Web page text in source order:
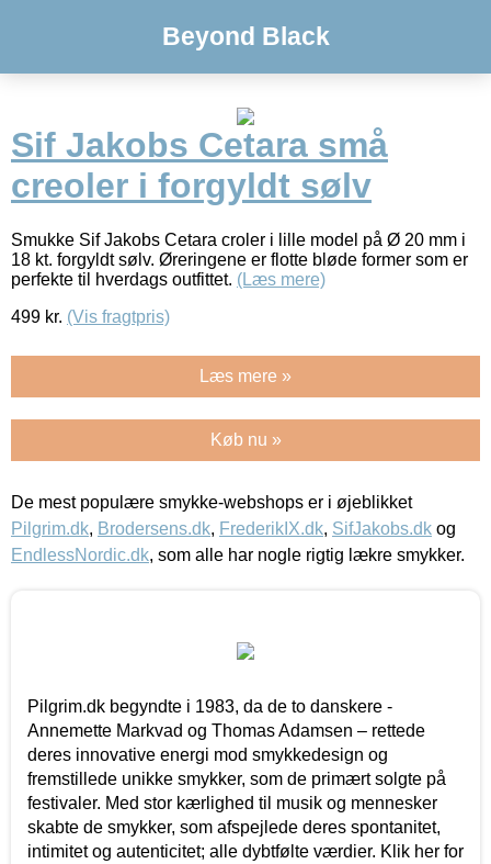
Beyond Black
Sif Jakobs Cetara små
creoler i forgyldt sølv
Smukke Sif Jakobs Cetara croler i lille model på Ø 20 mm i
18 kt. forgyldt sølv. Øreringene er flotte bløde former som er
perfekte til hverdags outfittet. (Læs mere)
499 kr. (Vis fragtpris)
Læs mere »
Køb nu »
De mest populære smykke-webshops er i øjeblikket
Pilgrim.dk, Brodersens.dk, FrederikIX.dk, SifJakobs.dk og
EndlessNordic.dk, som alle har nogle rigtig lækre smykker.
Pilgrim.dk begyndte i 1983, da de to danskere -
Annemette Markvad og Thomas Adamsen – rettede
deres innovative energi mod smykkedesign og
fremstillede unikke smykker, som de primært solgte på
festivaler. Med stor kærlighed til musik og mennesker
skabte de smykker, som afspejlede deres spontanitet,
intimitet og autenticitet; alle dybtfølte værdier. Klik her for